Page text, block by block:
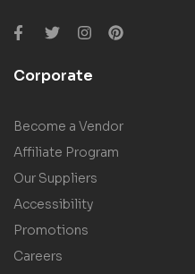
Corporate
Become a Vendor
Affiliate Program
Our Suppliers
Accessibility
Promotions
Careers